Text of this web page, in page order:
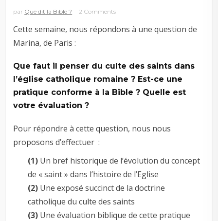
par Que dit la Bible ? 2 Comments
Cette semaine, nous répondons à une question de
Marina, de Paris :
Que faut il penser du culte des saints dans
l’église catholique romaine ? Est-ce une
pratique conforme à la Bible ? Quelle est
votre évaluation ?
Pour répondre à cette question, nous nous
proposons d’effectuer :
(1) Un bref historique de l’évolution du concept
de « saint » dans l’histoire de l’Eglise
(2) Une exposé succinct de la doctrine
catholique du culte des saints
(3) Une évaluation biblique de cette pratique